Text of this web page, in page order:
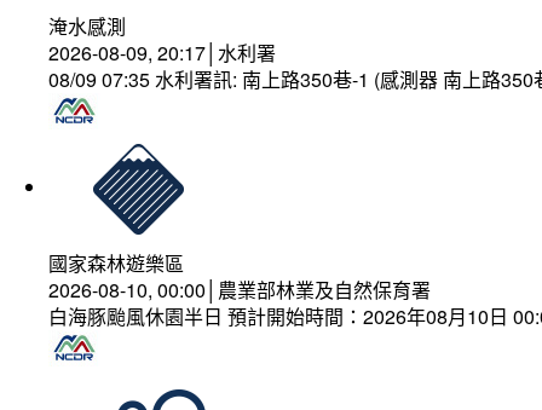
淹水感測
2026-08-09, 20:17│水利署
08/09 07:35 水利署訊: 南上路350巷-1 (感測器 南上路
國家森林遊樂區
2026-08-10, 00:00│農業部林業及自然保育署
白海豚颱風休園半日 預計開始時間：2026年08月10日